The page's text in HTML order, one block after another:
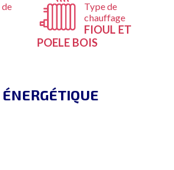
Type de
chauffage
FIOUL ET
POELE BOIS